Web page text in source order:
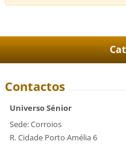
Contactos
Universo Sénior
Sede: Corroios
R. Cidade Porto Amélia 6